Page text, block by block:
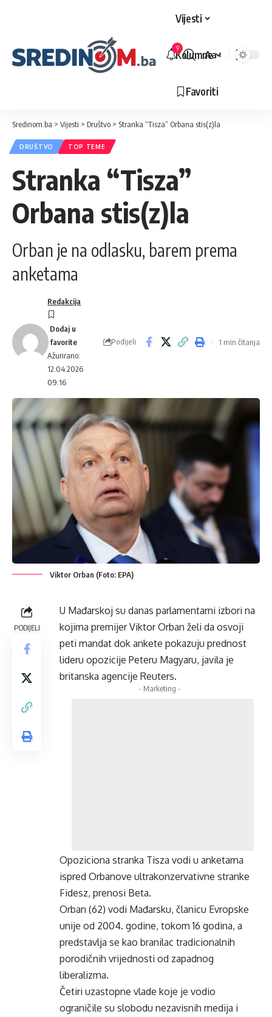
Vijesti
Kolumne
Favoriti
9
Veličina
Aa
Sredinom.ba > Vijesti > Društvo > Stranka “Tisza” Orbana stis(z)la
DRUŠTVO TOP TEME
Stranka “Tisza”
Orbana stis(z)la
Orban je na odlasku, barem prema
anketama
Ažurirano:
12.04.2026
09:16
Redakcija
Podijeli 1 min čitanja
Viktor Orban (Foto: EPA)
PODIJELI
U Mađarskoj su danas parlamentarni izbori na
kojima premijer Viktor Orban želi da osvoji
peti mandat dok ankete pokazuju prednost
lideru opozicije Peteru Magyaru, javila je
britanska agencije Reuters.
- Marketing -
Opoziciona stranka Tisza vodi u anketama
ispred Orbanove ultrakonzervativne stranke
Fidesz, prenosi Beta.
Orban (62) vodi Mađarsku, članicu Evropske
unije od 2004. godine, tokom 16 godina, a
predstavlja se kao branilac tradicionalnih
porodičnih vrijednosti od zapadnog
liberalizma.
Četiri uzastopne vlade koje je vodio
ograničile su slobodu nezavisnih medija i